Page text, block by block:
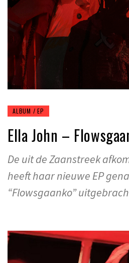
ALBUM / EP
Ella John –
De uit de Zaanstreek
heeft haar nieuwe EP
“Flowsgaanko”